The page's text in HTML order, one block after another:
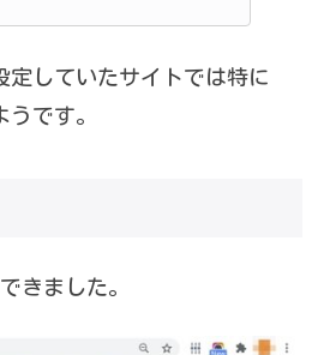
していたサイトでは特に
です。
きました。